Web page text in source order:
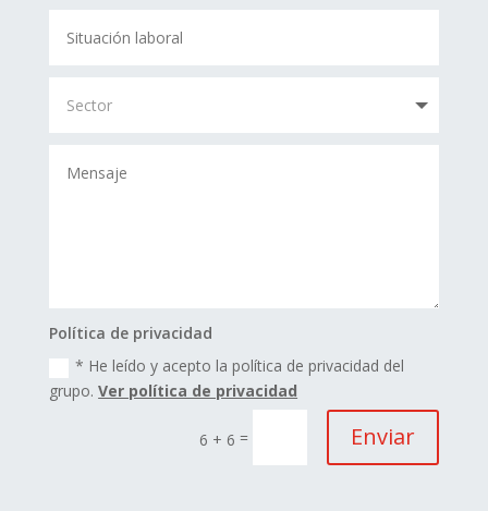
Política de privacidad
* He leído y acepto la política de privacidad del
grupo.Ver política de privacidad
6 + 6 = Enviar